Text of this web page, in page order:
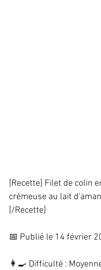
[Recette] Filet de colin
crémeuse au lait
[/Recette]
📅 Publié le 14 février
👩‍🍳 Difficulté :